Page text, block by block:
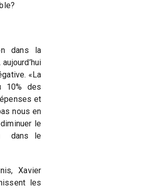
dans la
«La
10% des
et
nous en
le
dans le
Xavier
les